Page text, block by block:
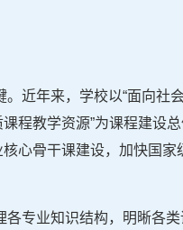
近年来，学校以“面向社
程教学资源”为课程建设
心骨干课建设，加快国
专业知识结构，明晰各